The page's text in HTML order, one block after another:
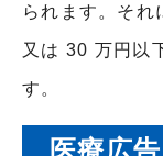
られます。それ
又は 30 万円以
す。
医療広